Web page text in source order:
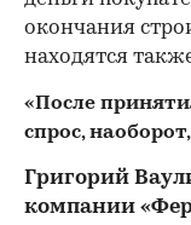
окончания
находятся
«После
спрос,
Григорий
компании